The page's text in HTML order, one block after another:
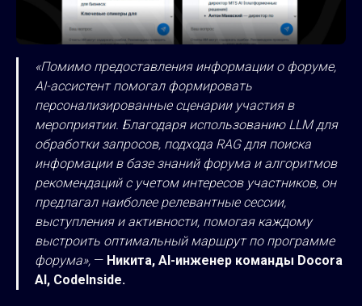
«Помимо предоставления информации о форуме,
AI-ассистент помогал формировать
персонализированные сценарии участия в
мероприятии. Благодаря использованию LLM для
обработки запросов, подхода RAG для поиска
информации в базе знаний форума и алгоритмов
рекомендаций с учетом интересов участников, он
предлагал наиболее релевантные сессии,
выступления и активности, помогая каждому
выстроить оптимальный маршрут по программе
форума», — Никита, AI-инженер команды Docora
AI, CodeInside.